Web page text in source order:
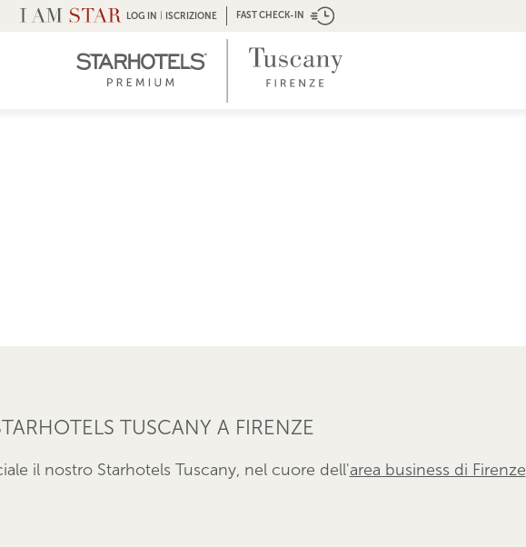
LOG IN ISCRIZIONE FAST CHECK-IN
TUSCANY A FIRENZE
il nostro Starhotels Tuscany, nel cuore dell'area business di Firenze